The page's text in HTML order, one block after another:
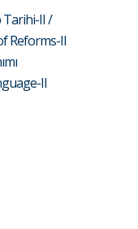
Tarihi-II /
Reforms-II
II